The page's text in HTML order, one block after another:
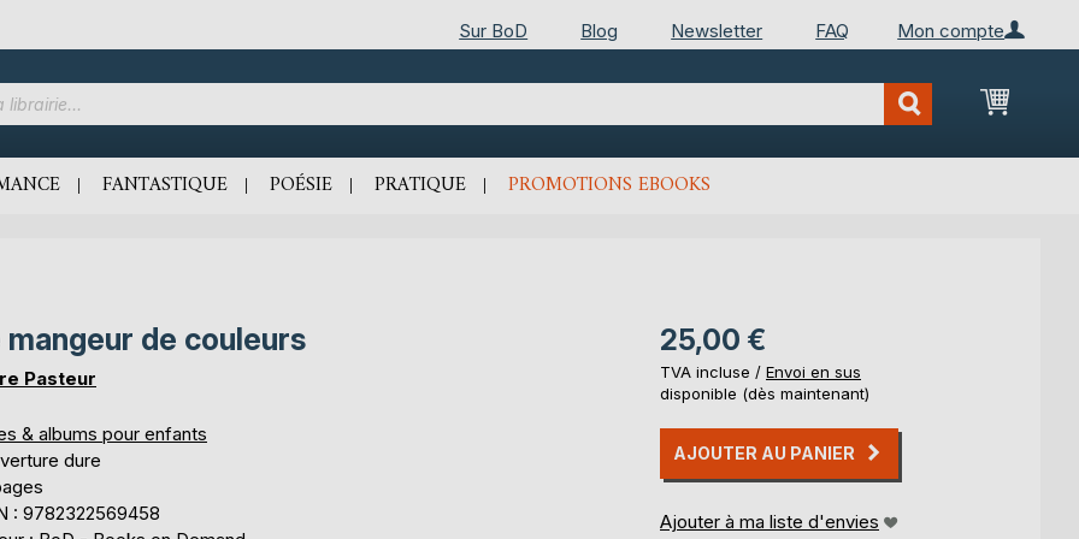
Mon compte
Sur BoD Blog Newsletter FAQ
Mon
FANTASTIQUE POÉSIE PRATIQUE PROMOTIONS EBOOKS
mangeur de couleurs
Pasteur
& albums pour enfants
dure
: 9782322569458
25,00 €
TVA incluse / Envoi en sus
disponible (dès maintenant)
AJOUTER AU PANIER
Ajouter à ma liste d'envies